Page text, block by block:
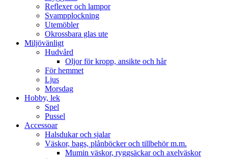
Reflexer och lampor
Svampplockning
Utemöbler
Okrossbara glas ute
Miljövänligt
Hudvård
Oljor för kropp, ansikte och hår
För hemmet
Ljus
Morsdag
Hobby, lek
Spel
Pussel
Accessoar
Halsdukar och sjalar
Väskor, bags, plånböcker och tillbehör m.m.
Mumin väskor, ryggsäckar och axelväskor